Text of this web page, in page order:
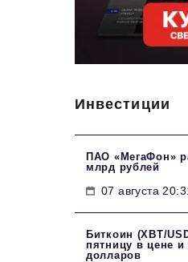
Инвестиции
ПАО «МегаФон»
млрд рублей
07 августа
Биткоин (XBT/
пятницу в цене и
долларов